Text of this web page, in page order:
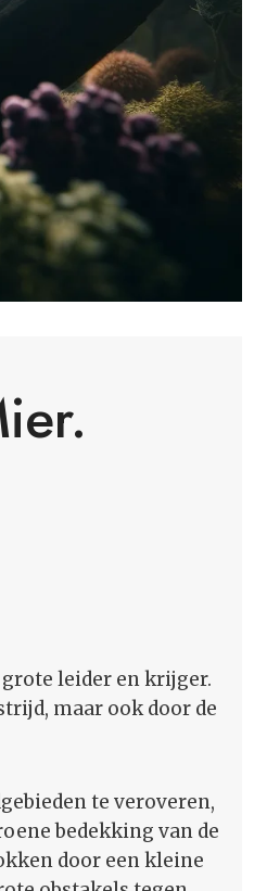
leider en krijger.
maar ook door de
te veroveren,
bedekking van de
door een kleine